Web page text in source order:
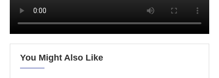
You Might Also Like